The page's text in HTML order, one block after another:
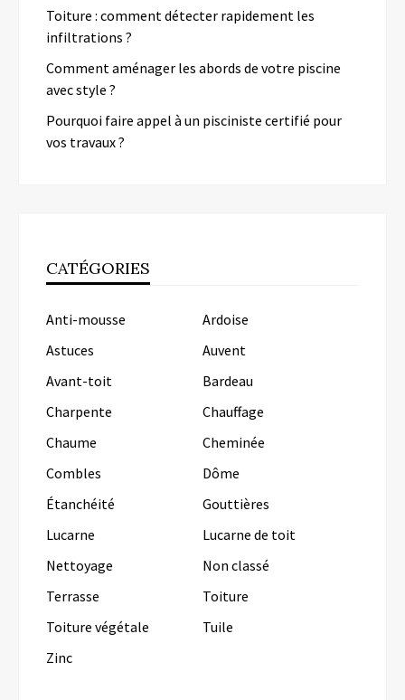
Toiture : comment détecter rapidement les
infiltrations ?
Comment aménager les abords de votre piscine
avec style ?
Pourquoi faire appel à un pisciniste certifié pour
vos travaux ?
CATÉGORIES
Anti-mousse
Ardoise
Astuces
Auvent
Avant-toit
Bardeau
Charpente
Chauffage
Chaume
Cheminée
Combles
Dôme
Étanchéité
Gouttières
Lucarne
Lucarne de toit
Nettoyage
Non classé
Terrasse
Toiture
Toiture végétale
Tuile
Zinc